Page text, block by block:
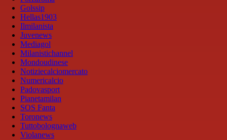
Golssip
Hellas1903
Ilmilanista
Juvenews
Mediagol
Milanistichannel
Mondoudinese
Notiziecalciomercato
Numericalcio
Padovasport
Pianetamilan
SOS Fanta
Toronews
Tuttobolognaweb
Violanews